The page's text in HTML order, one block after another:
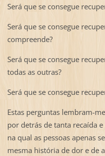
Será que se consegue
Será que se consegue
compreende?
Será que se consegue
todas as outras?
Será que se consegue
Estas perguntas lembram-
por detrás de tanta recaída
na qual as pessoas apenas
mesma história de dor e de